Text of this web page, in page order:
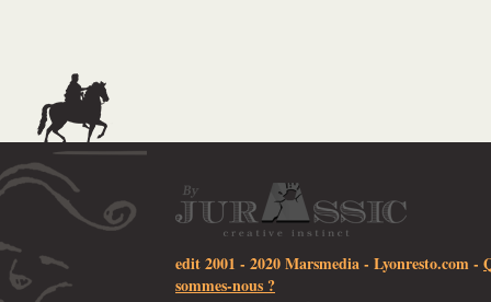
edit 2001 - 2020 Marsmedia - Lyonresto.com-
sommes-nous ?